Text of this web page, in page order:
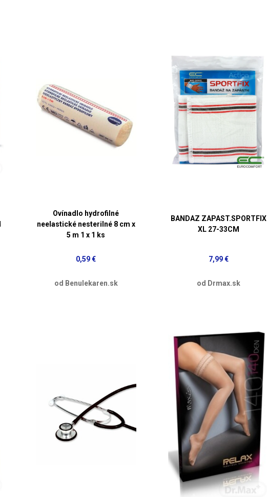
Ovínadlo hydrofilné
neelastické nesterilné 8 cm x
5 m 1 x 1 ks
0,59 €
od Benulekaren.sk
BANDAZ ZAPAST.SPORTFIX
XL 27-33CM
7,99 €
od Drmax.sk